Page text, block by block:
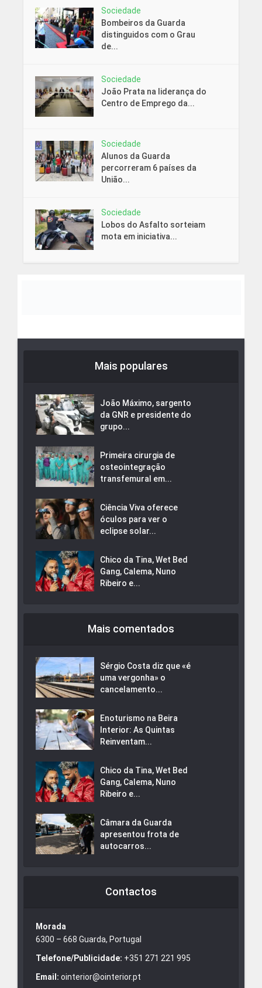
Sociedade
Bombeiros da Guarda
distinguidos com o Grau
de...
Sociedade
João Prata na liderança do
Centro de Emprego da...
Sociedade
Alunos da Guarda
percorreram 6 países da
União...
Sociedade
Lobos do Asfalto sorteiam
mota em iniciativa...
Mais populares
João Máximo, sargento
da GNR e presidente do
grupo...
Primeira cirurgia de
osteointegração
transfemural em...
Ciência Viva oferece
óculos para ver o
eclipse solar...
Chico da Tina, Wet Bed
Gang, Calema, Nuno
Ribeiro e...
Mais comentados
Sérgio Costa diz que «é
uma vergonha» o
cancelamento...
Enoturismo na Beira
Interior: As Quintas
Reinventam...
Chico da Tina, Wet Bed
Gang, Calema, Nuno
Ribeiro e...
Câmara da Guarda
apresentou frota de
autocarros...
Contactos
Morada
6300 – 668 Guarda, Portugal
Telefone/Publicidade: +351 271 221 995
Email: ointerior@ointerior.pt